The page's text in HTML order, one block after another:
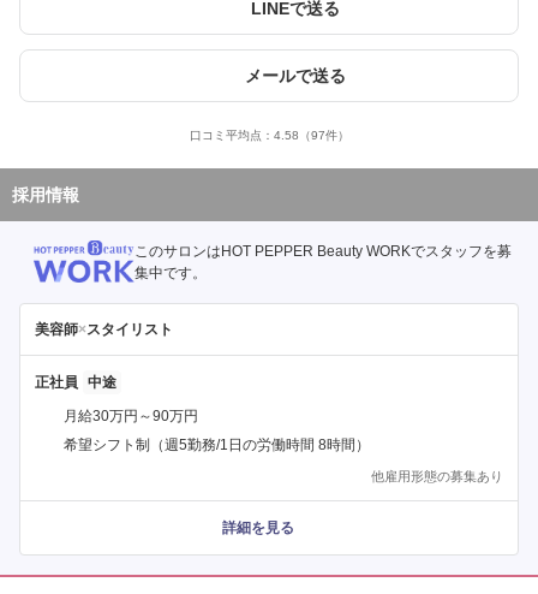
LINEで送る
メールで送る
口コミ平均点： 4.58 （97件）
採用情報
このサロンはHOT PEPPER Beauty WORKでスタッフを募
集中です。
美容師×スタイリスト
正社員
月給30万円～90万円
希望シフト制（週5勤務/1日の労働時間 8時間）
他雇用形態の募集あり
詳細を見る